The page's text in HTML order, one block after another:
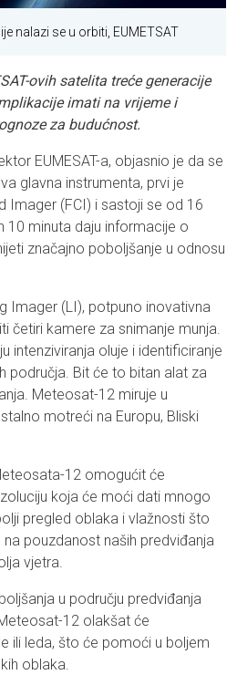
nalazi se u orbiti, EUMETSAT
ovih satelita treće generacije
imati na vrijeme i
za budućnost.
EUMESAT-a, objasnio je da se
glavna instrumenta, prvi je
Imager (FCI) i sastoji se od 16
10 minuta daju informacije o
značajno poboljšanje u odnosu
Imager (LI), potpuno inovativna
četiri kamere za snimanje munja.
intenziviranja oluje i identificiranje
područja. Bit će to bitan alat za
Meteosat-12 miruje u
motreći na Europu, Bliski
12 omogućit će
koja će moći dati mnogo
pregled oblaka i vlažnosti što
pouzdanost naših predviđanja
vjetra.
u području predviđanja
12 olakšat će
ili leda, što će pomoći u boljem
oblaka.